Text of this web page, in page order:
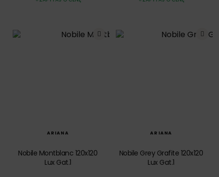
ARIANA
Nobile Montblanc 120x120
Lux Gat.1
ARIANA
Nobile Grey Grafite 120x120
Lux Gat.1